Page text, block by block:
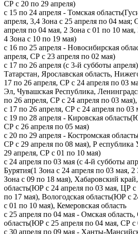
СР с 20 по 29 апреля)
с 15 по 24 апреля - Томская
апреля, 3,4 Зона с 25 апреля по 04 мая;
апреля по 04 мая, 2 Зона с 01 по 10
4 Зона с 10 по 19 мая)
с 16 по 25 апреля - Новосибирская
апреля, СР с 23 апреля по 02 мая)
с 17 по 26 апреля (с 3-й субботы
Татарстан, Ярославская область,
17 по 26 апреля, СР с 24 апреля по 03
Эл, Чувашская Республика,
по 26 апреля, СР с 24 апреля по 03
с 17 по 26 апреля, СР с 24 апреля по 03
с 19 по 28 апреля - Кировская
СР с 26 апреля по 05 мая)
с 20 по 29 апреля - Костромская
СР с 29 апреля по 08 мая), Р
29 апреля, СР с 01 по 10 мая)
с 24 апреля по 03 мая (с 4-й субботы
Бурятия(1 Зона с 24 апреля по 03 мая,
Зона с 09 по 18 мая), Хабаровский
область(ЮР с 24 апреля по 03 мая, ЦР
по 17 мая), Вологодская область(ЮР с
с 01 по 10 мая), Кемеровская область
с 25 апреля по 04 мая - Омская область,
область(ЮР с 25 апреля по 04 мая, СР с
с 30 апреля по 09 мая - Ханты-